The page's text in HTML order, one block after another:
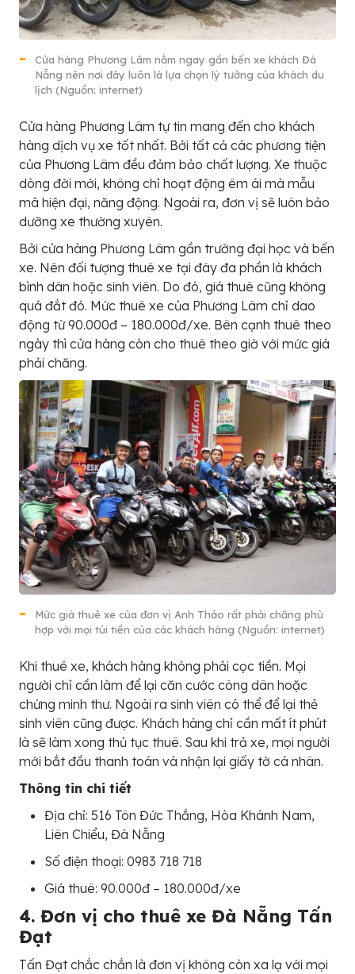
Cửa hàng Phương Lâm nằm ngay gần bến xe khách Đà
Nẵng nên nơi đây luôn là lựa chọn lý tưởng của khách du
lịch (Nguồn: internet)
Cửa hàng Phương Lâm tự tin mang đến cho khách
hàng dịch vụ xe tốt nhất. Bởi tất cả các phương tiện
của Phương Lâm đều đảm bảo chất lượng. Xe thuộc
dòng đời mới, không chỉ hoạt động êm ái mà mẫu
mã hiện đại, năng động. Ngoài ra, đơn vị sẽ luôn bảo
dưỡng xe thường xuyên.
Bởi cửa hàng Phương Lâm gần trường đại học và bến
xe. Nên đối tượng thuê xe tại đây đa phần là khách
bình dân hoặc sinh viên. Do đó, giá thuê cũng không
quá đắt đó. Mức thuê xe của Phương Lâm chỉ dao
động từ 90.000đ – 180.000đ/xe. Bên cạnh thuê theo
ngày thì cửa hàng còn cho thuê theo giờ với mức giá
phải chăng.
Mức giá thuê xe của đơn vị Anh Thảo rất phải chăng phù
hợp với mọi túi tiền của các khách hàng (Nguồn: internet)
Khi thuê xe, khách hàng không phải cọc tiền. Mọi
người chỉ cần làm để lại căn cước công dân hoặc
chứng minh thư. Ngoài ra sinh viên có thể để lại thẻ
sinh viên cũng được. Khách hàng chỉ cần mất ít phút
là sẽ làm xong thủ tục thuê. Sau khi trả xe, mọi người
mới bắt đầu thanh toán và nhận lại giấy tờ cá nhân.
Thông tin chi tiết
Địa chỉ: 516 Tôn Đức Thắng, Hòa Khánh Nam,
Liên Chiểu, Đà Nẵng
Số điện thoại: 0983 718 718
Giá thuê: 90.000đ – 180.000đ/xe
4. Đơn vị cho thuê xe Đà Nẵng Tấn
Đạt
Tấn Đạt chắc chắn là đơn vị không còn xa lạ với mọi